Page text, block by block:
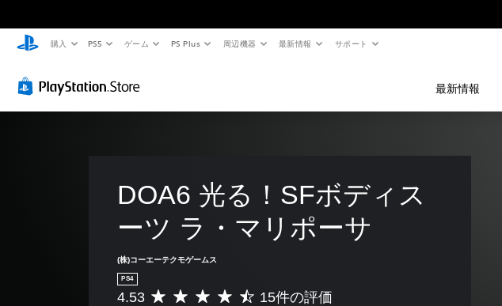
購入 PS5 ゲーム PS Plus 周辺機器 最新情報 サポート
最新情報
DOA6 光る！SFボディス
ーツ ラ・マリポーサ
(株)コーエーテクモゲームス
PS4
評
4.53 15件の評価